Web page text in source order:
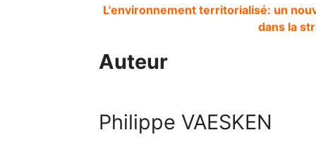
L'environnement territorialisé: un
dans la
Auteur
Philippe VAESKEN